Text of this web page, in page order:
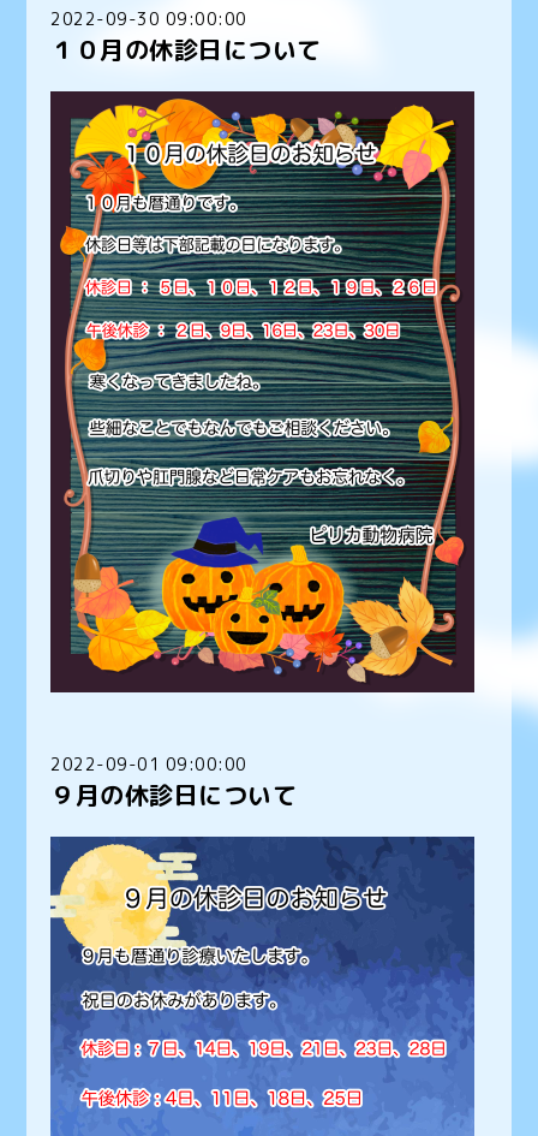
2022-09-30 09:00:00
１０月の休診日について
2022-09-01 09:00:00
９月の休診日について